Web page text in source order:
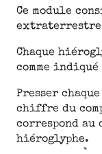
Ce module
Chaque
comme
Presser
chiffre du
correspond
hiéroglyphe.